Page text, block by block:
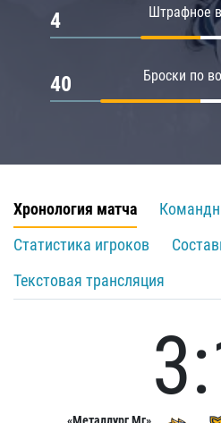
Штрафное
4
Броски по
40
Хронология матча
Статистика игроков
Текстовая трансляция
«Металлург Мг»